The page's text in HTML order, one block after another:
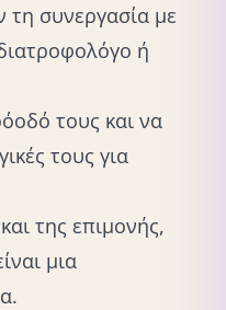
τη συνεργασία με
ή
τους και να
τους για
της επιμονής,
μια